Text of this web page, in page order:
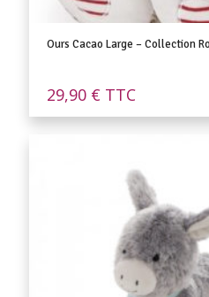
Ours Cacao Large – Collection
29,90 € TTC